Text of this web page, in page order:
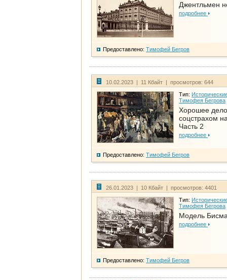
Джентльмен
подробнее
Предоставлено: Тимофей Бегров
10.02.2023 | 11 Кбайт | просмотров: 644
Тип:
Тимофея Бегрова
Хорошее дело
соцстрахом
Часть 2
подробнее
Предоставлено: Тимофей Бегров
26.01.2023 | 10 Кбайт | просмотров: 4401
Тип:
Тимофея Бегрова
Модель
подробнее
Предоставлено: Тимофей Бегров